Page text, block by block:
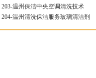
203-温州保洁中央空调清洗技术
204-温州清洗保洁服务玻璃清洁剂